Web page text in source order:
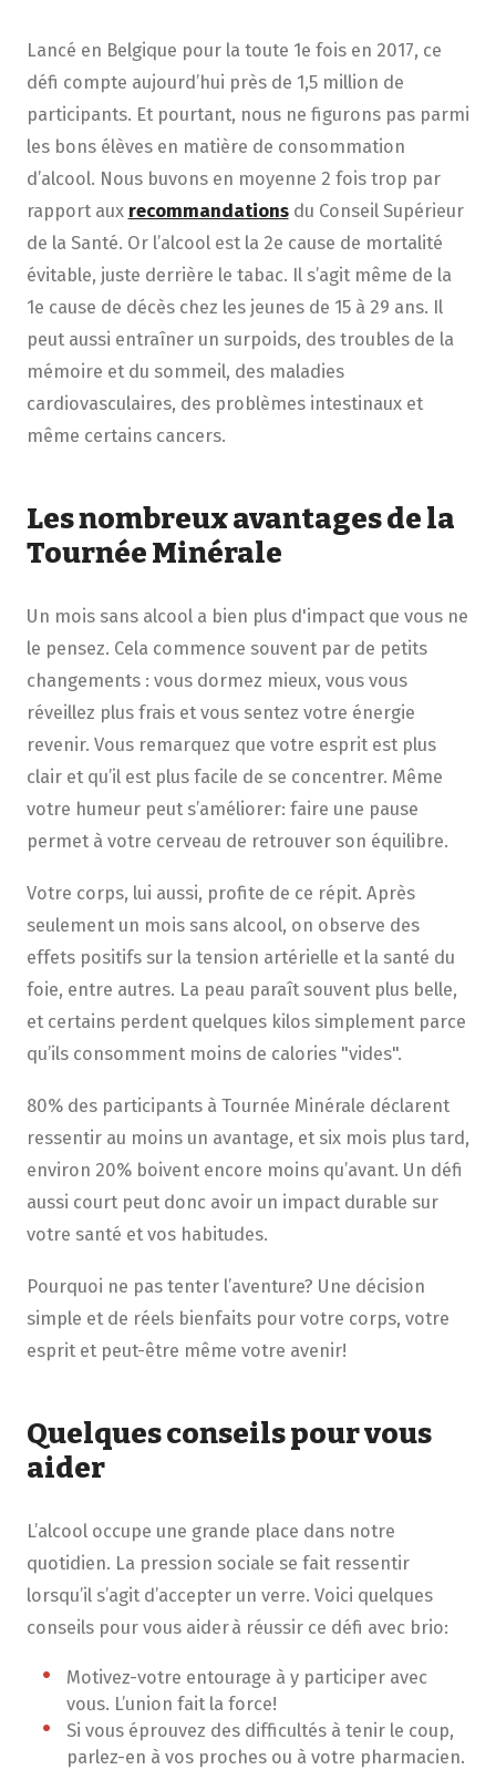
Lancé en Belgique pour la toute 1e fois en 2017, ce
défi compte aujourd’hui près de 1,5 million de
participants. Et pourtant, nous ne figurons pas parmi
les bons élèves en matière de consommation
d’alcool. Nousbuvonsen moyenne 2 fois trop par
rapport aux recommandations du Conseil Supérieur
de la Santé. Or l’alcool est la 2e cause de mortalité
évitable, juste derrière le tabac. Il s’agit même de la
1e cause de décès chez les jeunes de 15 à 29 ans. Il
peut aussi entraîner un surpoids, des troubles de la
mémoire et du sommeil, des maladies
cardiovasculaires, des problèmes intestinaux et
même certains cancers.
Les nombreux avantages de la
Tournée Minérale
Un mois sans alcool a bien plus d'impact que vous ne
le pensez. Cela commence souvent par de petits
changements : vous dormez mieux, vous vous
réveillez plus frais et vous sentez votre énergie
revenir. Vous remarquez que votre esprit est plus
clair et qu’il est plus facile de se concentrer. Même
votre humeur peut s’améliorer: faire une pause
permet à votre cerveau de retrouver son équilibre.
Votre corps, lui aussi, profite de ce répit. Après
seulement un mois sans alcool, on observe des
effets positifs sur la tension artérielle et la santé du
foie, entre autres. La peau paraît souvent plus belle,
et certains perdent quelques kilos simplement parce
qu’ils consomment moins de calories "vides".
80% des participants à Tournée Minérale déclarent
ressentir au moins un avantage, et six mois plus tard,
environ 20% boivent encore moins qu’avant. Un défi
aussi court peut donc avoir un impact durable sur
votre santé et vos habitudes.
Pourquoi ne pas tenter l’aventure? Une décision
simple et de réels bienfaits pour votre corps, votre
esprit et peut-être même votre avenir!
Quelques conseils pour vous
aider
L’alcool occupe une grande place dans notre
quotidien. La pression sociale se fait ressentir
lorsqu’il s’agit d’accepter un verre. Voici quelques
conseils pour vous aider à réussir ce défi avec brio:
Motivez-votre entourage à y participer avec
vous. L’union fait la force!
Si vous éprouvez des difficultés à tenir le coup,
parlez-en à vos proches ou à votre pharmacien.